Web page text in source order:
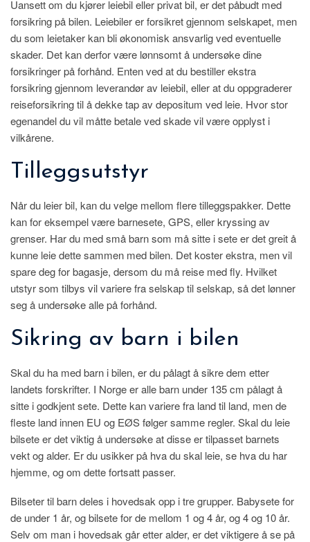
Uansett om du kjører leiebil eller privat bil, er det påbudt med
forsikring på bilen. Leiebiler er forsikret gjennom selskapet, men
du som leietaker kan bli økonomisk ansvarlig ved eventuelle
skader. Det kan derfor være lønnsomt å undersøke dine
forsikringer på forhånd. Enten ved at du bestiller ekstra
forsikring gjennom leverandør av leiebil, eller at du oppgraderer
reiseforsikring til å dekke tap av depositum ved leie. Hvor stor
egenandel du vil måtte betale ved skade vil være opplyst i
vilkårene.
Tilleggsutstyr
Når du leier bil, kan du velge mellom flere tilleggspakker. Dette
kan for eksempel være barnesete, GPS, eller kryssing av
grenser. Har du med små barn som må sitte i sete er det greit å
kunne leie dette sammen med bilen. Det koster ekstra, men vil
spare deg for bagasje, dersom du må reise med fly. Hvilket
utstyr som tilbys vil variere fra selskap til selskap, så det lønner
seg å undersøke alle på forhånd.
Sikring av barn i bilen
Skal du ha med barn i bilen, er du pålagt å sikre dem etter
landets forskrifter. I Norge er alle barn under 135 cm pålagt å
sitte i godkjent sete. Dette kan variere fra land til land, men de
fleste land innen EU og EØS følger samme regler. Skal du leie
bilsete er det viktig å undersøke at disse er tilpasset barnets
vekt og alder. Er du usikker på hva du skal leie, se hva du har
hjemme, og om dette fortsatt passer.
Bilseter til barn deles i hovedsak opp i tre grupper. Babysete for
de under 1 år, og bilsete for de mellom 1 og 4 år, og 4 og 10 år.
Selv om man i hovedsak går etter alder, er det viktigere å se på